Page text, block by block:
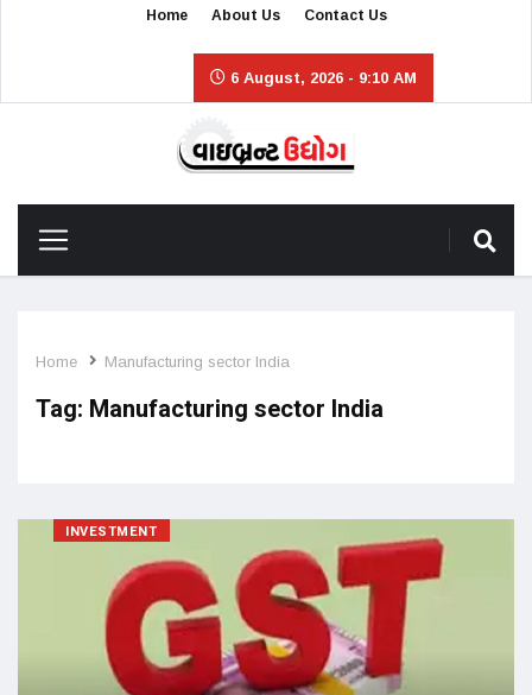
Home About Us Contact Us
6 August, 2026 - 9:10 AM
Home Manufacturing sector India
Tag: Manufacturing sector India
INVESTMENT